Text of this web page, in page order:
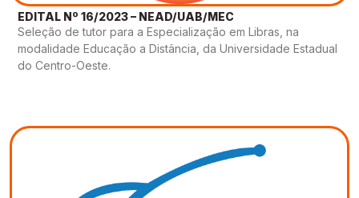
EDITAL Nº 16/2023 – NEAD/UAB/MEC
Seleção de tutor para a Especialização em Libras, na
modalidade Educação a Distância, da Universidade Estadual
do Centro-Oeste.